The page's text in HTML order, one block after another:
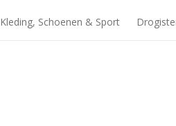
Kleding, Schoenen & Sport